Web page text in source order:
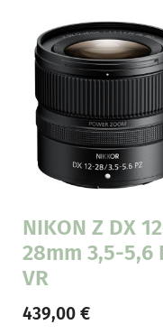
NIKON Z DX
28mm 3,5-5,6
VR
439,00 €